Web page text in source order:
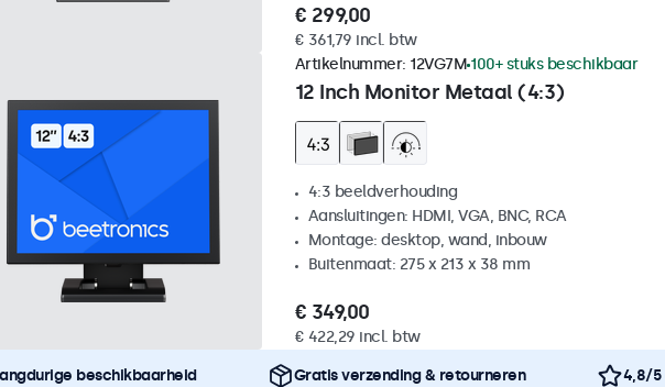
€ 299,00
€ 361,79 incl. btw
12 Inch Monitor Metaal (4:3)
Artikelnummer: 12VG7M 100+ stuks beschikbaar
4:3 beeldverhouding
Aansluitingen: HDMI, VGA, BNC, RCA
Montage: desktop, wand, inbouw
Buitenmaat: 275 x 213 x 38 mm
€ 349,00
€ 422,29 incl. btw
beschikbaarheid Gratis verzending & retourneren 4,8/5